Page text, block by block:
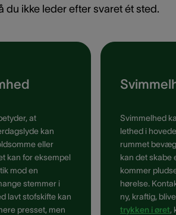
du ikke leder efter svaret ét sted.
at
kan
eller
kan for eksempel
mod en
stemmer i
lavt stofskifte kan
presset, men
Svimmelhed
lethed i
rummet
kan det skabe
kommer
hørelse.
ny, kraftig,
trykken i øret,